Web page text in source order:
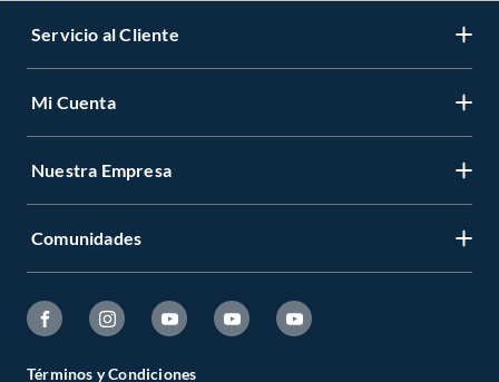
Servicio al Cliente
Mi Cuenta
Nuestra Empresa
Comunidades
Términos y Condiciones